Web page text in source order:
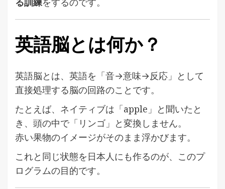
英語脳とは何か？
英語脳とは、英語を「音→意味→反応」として
直接処理する脳の回路のことです。
たとえば、ネイティブは「apple」と聞いたと
き、頭の中で「リンゴ」と変換しません。
赤い果物のイメージがそのまま浮かびます。
これと同じ状態を日本人にも作るのが、このプ
ログラムの目的です。